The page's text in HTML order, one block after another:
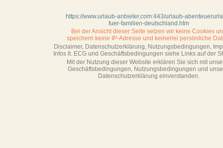
https://www.urlaub-anbieter.com:443/urlaub-
fuer-familien-deutschland.htm
Bei der Ansicht dieser Seite setzen wir keine Cookies
speichern keine IP-Adresse und keinerlei persönliche
Disclaimer, Datenschutzerklärung, Nutzungsbedingungen,
Infos lt. ECG und Geschäftsbedingungen siehe Links auf der
Mit der Nutzung dieser Website erklären Sie sich mit
Geschäftsbedin­gungen, Nutzungsbedingungen und
Datenschutzerklärung einverstanden.